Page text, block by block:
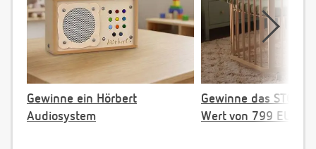
Gewinne ein Hörbert
Audiosystem
Gewinne das
Wert von 799 EUR